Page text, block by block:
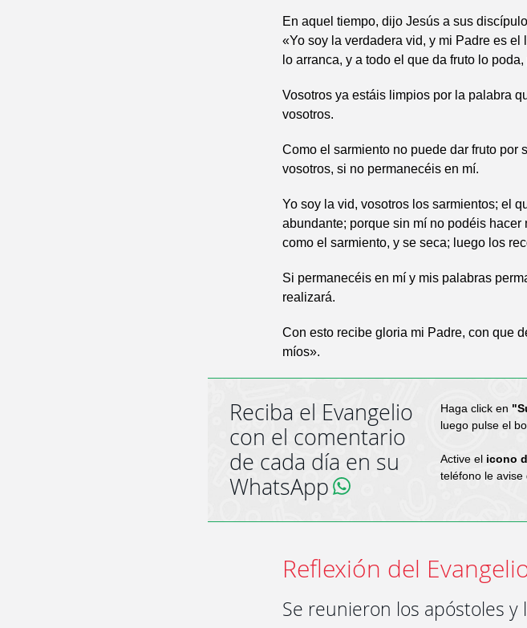
En aquel tiempo, dijo Jesús a sus
«Yo soy la verdadera vid, y mi Padre es el
lo arranca, y a todo el que da fruto lo
Vosotros ya estáis limpios por la palabra
vosotros.
Como el sarmiento no puede dar fruto por
vosotros, si no permanecéis en mí.
Yo soy la vid, vosotros los sarmientos; el
abundante; porque sin mí no podéis
como el sarmiento, y se seca; luego los
Si permanecéis en mí y mis palabras
realizará.
Con esto recibe gloria mi Padre, con que
míos».
Reciba el Evangelio
con el comentario
de cada día en su
WhatsApp
Haga click en
luego pulse el
Active el icono
teléfono le avise
Reflexión del
Se reunieron los apóstoles y